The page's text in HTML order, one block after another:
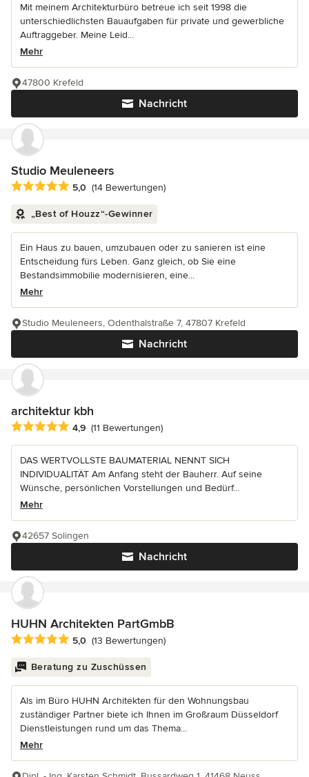
Mit meinem Architekturbüro betreue ich seit 1998 die
unterschiedlichsten Bauaufgaben für private und gewerbliche
Auftraggeber. Meine Leid...
Mehr
Nachricht
47800 Krefeld
Studio Meuleneers
Durchschnittliche Bewertung: 5 von 5 Sternen
5,0 (14 Bewertungen)
„Best of Houzz“-Gewinner
Ein Haus zu bauen, umzubauen oder zu sanieren ist eine
Entscheidung fürs Leben. Ganz gleich, ob Sie eine
Bestandsimmobilie modernisieren, eine...
Mehr
Nachricht
Studio Meuleneers, Odenthalstraße 7, 47807 Krefeld
architektur kbh
Durchschnittliche Bewertung: 4.9 von 5 Sternen
4,9 (11 Bewertungen)
DAS WERTVOLLSTE BAUMATERIAL NENNT SICH
INDIVIDUALITÄT Am Anfang steht der Bauherr. Auf seine
Wünsche, persönlichen Vorstellungen und Bedürf...
Mehr
Nachricht
42657 Solingen
HUHN Architekten PartGmbB
Durchschnittliche Bewertung: 5 von 5 Sternen
5,0 (13 Bewertungen)
Beratung zu Zuschüssen
Als im Büro HUHN Architekten für den Wohnungsbau
zuständiger Partner biete ich Ihnen im Großraum Düsseldorf
Dienstleistungen rund um das Thema...
Mehr